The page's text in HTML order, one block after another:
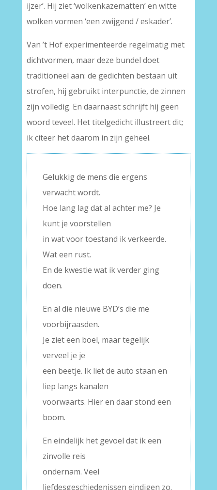
ijzer’. Hij ziet ‘wolkenkazematten’ en witte
wolken vormen ‘een zwijgend / eskader’.
Van ’t Hof experimenteerde regelmatig met
dichtvormen, maar deze bundel doet
traditioneel aan: de gedichten bestaan uit
strofen, hij gebruikt interpunctie, de zinnen
zijn volledig. En daarnaast schrijft hij geen
woord teveel. Het titelgedicht illustreert dit;
ik citeer het daarom in zijn geheel.
Gelukkig de mens die ergens
verwacht wordt.
Hoe lang lag dat al achter me? Je
kunt je voorstellen
in wat voor toestand ik verkeerde.
Wat een rust.
En de kwestie wat ik verder ging
doen.
En al die nieuwe BYD’s die me
voorbijraasden.
Je ziet een boel, maar tegelijk
verveel je je
een beetje. Ik liet de auto staan en
liep langs kanalen
voorwaarts. Hier en daar stond een
boom.
En eindelijk het gevoel dat ik een
zinvolle reis
ondernam. Veel
liefdesgeschiedenissen eindigen zo.